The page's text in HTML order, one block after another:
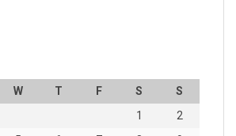
W T F S
S
1
2